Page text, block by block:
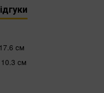
17.6 см
10.3 см